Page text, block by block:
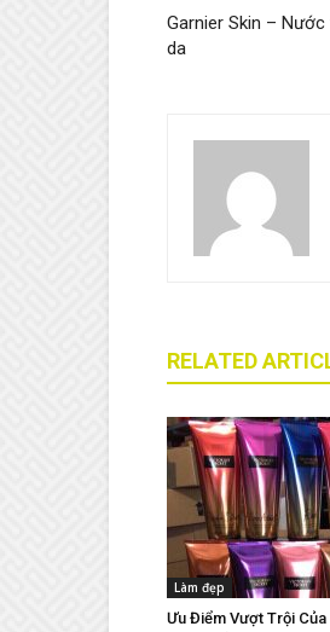
Garnier Skin –
da
RELATED
Làm đẹp
Ưu Điểm Vượt Trội Của